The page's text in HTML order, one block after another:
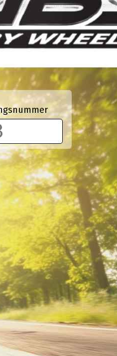
manual that corresponds to